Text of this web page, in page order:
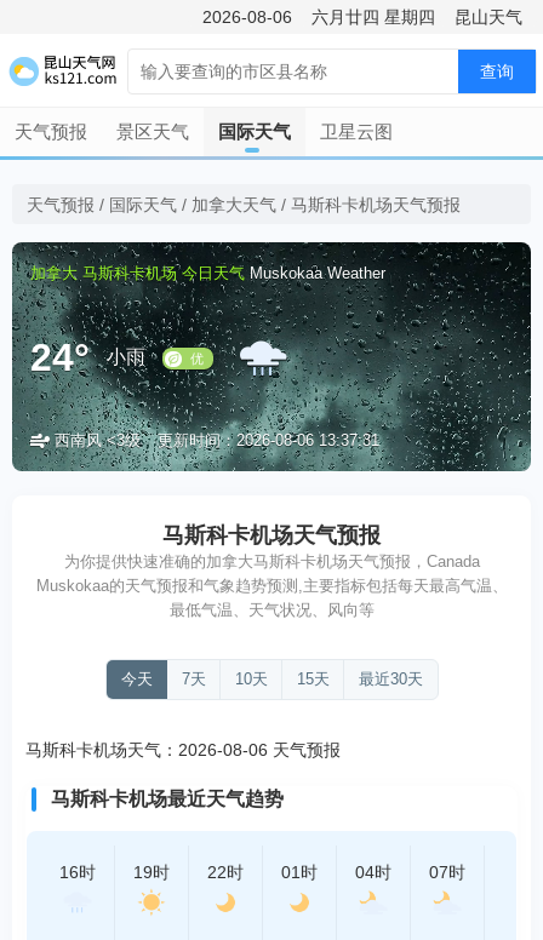
2026-08-06 六月廿四 星期四 昆山天气
查询
天气预报 景区天气 国际天气 卫星云图
天气预报 / 国际天气 / 加拿大天气 / 马斯科卡机场天气预报
加拿大 马斯科卡机场 今日天气 Muskokaa Weather
24° 小雨
优
西南风 <3级 更新时间：2026-08-06 13:37:31
马斯科卡机场天气预报
为你提供快速准确的加拿大马斯科卡机场天气预报，Canada
Muskokaa的天气预报和气象趋势预测,主要指标包括每天最高气温、
最低气温、天气状况、风向等
今天 7天 10天 15天 最近30天
马斯科卡机场天气：2026-08-06 天气预报
马斯科卡机场最近天气趋势
16时 19时 22时 01时 04时 07时